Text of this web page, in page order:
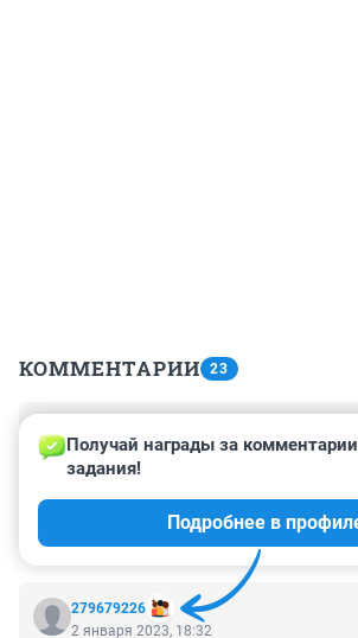
КОММЕНТАРИИ 23
2 января 2023, 23:32
Мордор какой-то, а не город ученых.
воронка над городом открылась и
срочно ночной и дневной дозоры
279679226
Получай награды за
задания!
Подробнее в
2 января 2023, 18:32